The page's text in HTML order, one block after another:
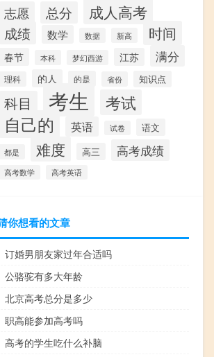
志愿 总分 成人高考
成绩 数学 数据 新高 时间
春节 本科 梦幻西游 江苏 满分
理科 的人 的是 省份 知识点
科目 考生 考试
自己的 英语 试卷 语文
都是 难度 高三 高考成绩
高考数学 高考英语
你想看的文章
订婚男朋友家过年合适吗
公骆驼有多大年龄
北京高考总分是多少
职高能参加高考吗
高考的学生吃什么补脑